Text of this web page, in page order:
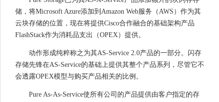
储，将Microsoft Azure添加到Amazon Web服务（AWS）作为其
云块存储的位置，现在将提供Cisco合作融合的基础架构产品
FlashStack作为消耗品支出（OPEX）提供。
动作形成纯粹称之为其AS-Service 2.0产品的一部分。闪存
存储先锋在AS-Service的基础上提供其整个产品系列，尽管它不
会透露OPEX模型与购买产品相关的比例。
Pure As-As-Service使所有公司的产品提供由客户指定的存